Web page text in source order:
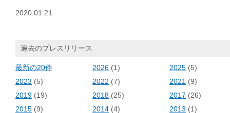
2020.01.21
過去のプレスリリース
最新の20件 2026 (1) 2025 (5)
2023 (5) 2022 (7) 2021 (9)
2019 (19) 2018 (25) 2017 (26)
2015 (9) 2014 (4) 2013 (1)